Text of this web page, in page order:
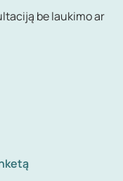
be laukimo ar